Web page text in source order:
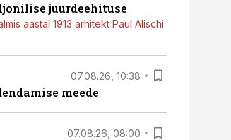
juurdeehituse
aastal 1913 arhitekt Paul Alischi
07.08.26, 10:38
meede
07.08.26, 08:00